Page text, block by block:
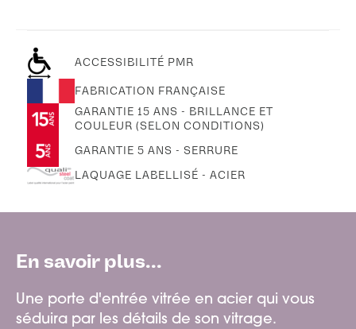
ACCESSIBILITÉ PMR
FABRICATION FRANÇAISE
GARANTIE 15 ANS - BRILLANCE ET
COULEUR (SELON CONDITIONS)
GARANTIE 5 ANS - SERRURE
LAQUAGE LABELLISÉ - ACIER
En savoir plus...
Une porte d'entrée vitrée en acier qui vous
séduira par les détails de son vitrage.